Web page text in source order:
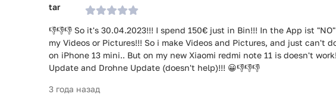
👎👎👎 So it's 30.04.2023!!! I spend 150€ just in Bin!!! In the App ist "NO"
my Videos or Pictures!!! So i make Videos and Pictures, and just can't
on iPhone 13 mini.. But on my new Xiaomi redmi note 11 is doesn't
Update and Drohne Update (doesn't help)!!! 😀👎👎👎
3 года назад